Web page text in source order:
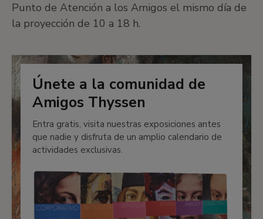
Punto de Atención a los Amigos el mismo día de
la proyección de 10 a 18 h.
Únete a la comunidad de
Amigos Thyssen
Entra gratis, visita nuestras exposiciones antes
que nadie y disfruta de un amplio calendario de
actividades exclusivas.